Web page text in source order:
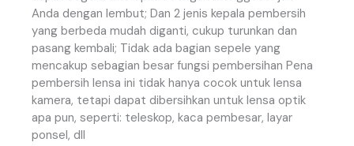
Anda dengan lembut; Dan 2 jenis kepala pembersih
yang berbeda mudah diganti, cukup turunkan dan
pasang kembali; Tidak ada bagian sepele yang
mencakup sebagian besar fungsi pembersihan Pena
pembersih lensa ini tidak hanya cocok untuk lensa
kamera, tetapi dapat dibersihkan untuk lensa optik
apa pun, seperti: teleskop, kaca pembesar, layar
ponsel, dll